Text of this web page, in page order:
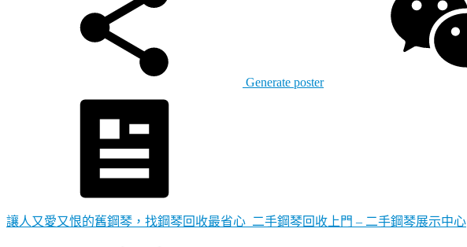
Generate poster
讓人又愛又恨的舊鋼琴，找鋼琴回收最省心_二手鋼琴回收上門 – 二手鋼琴展示中心